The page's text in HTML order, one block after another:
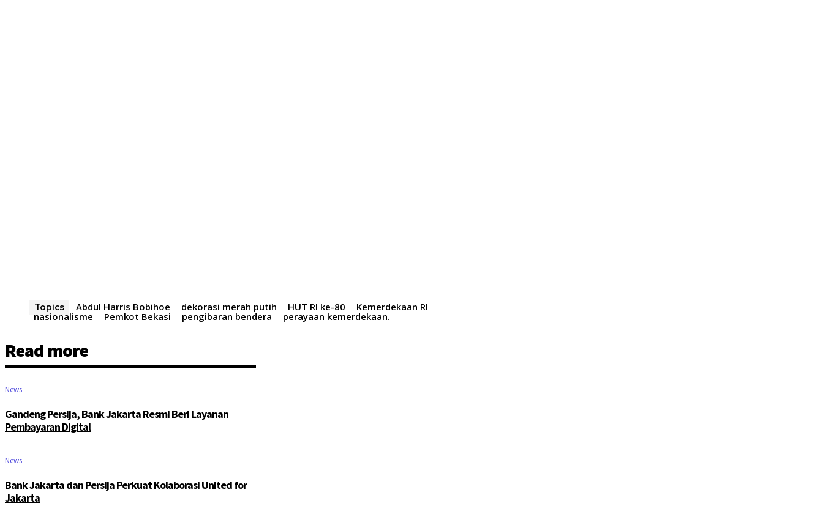
Topics Abdul Harris Bobihoe dekorasi merah putih HUT RI ke-80
Kemerdekaan RI
nasionalisme
Pemkot Bekasi pengibaran bendera perayaan kemerdekaan.
Read more
News
Gandeng Persija, Bank Jakarta Resmi Beri Layanan
Pembayaran Digital
News
Bank Jakarta dan Persija Perkuat Kolaborasi United for
Jakarta